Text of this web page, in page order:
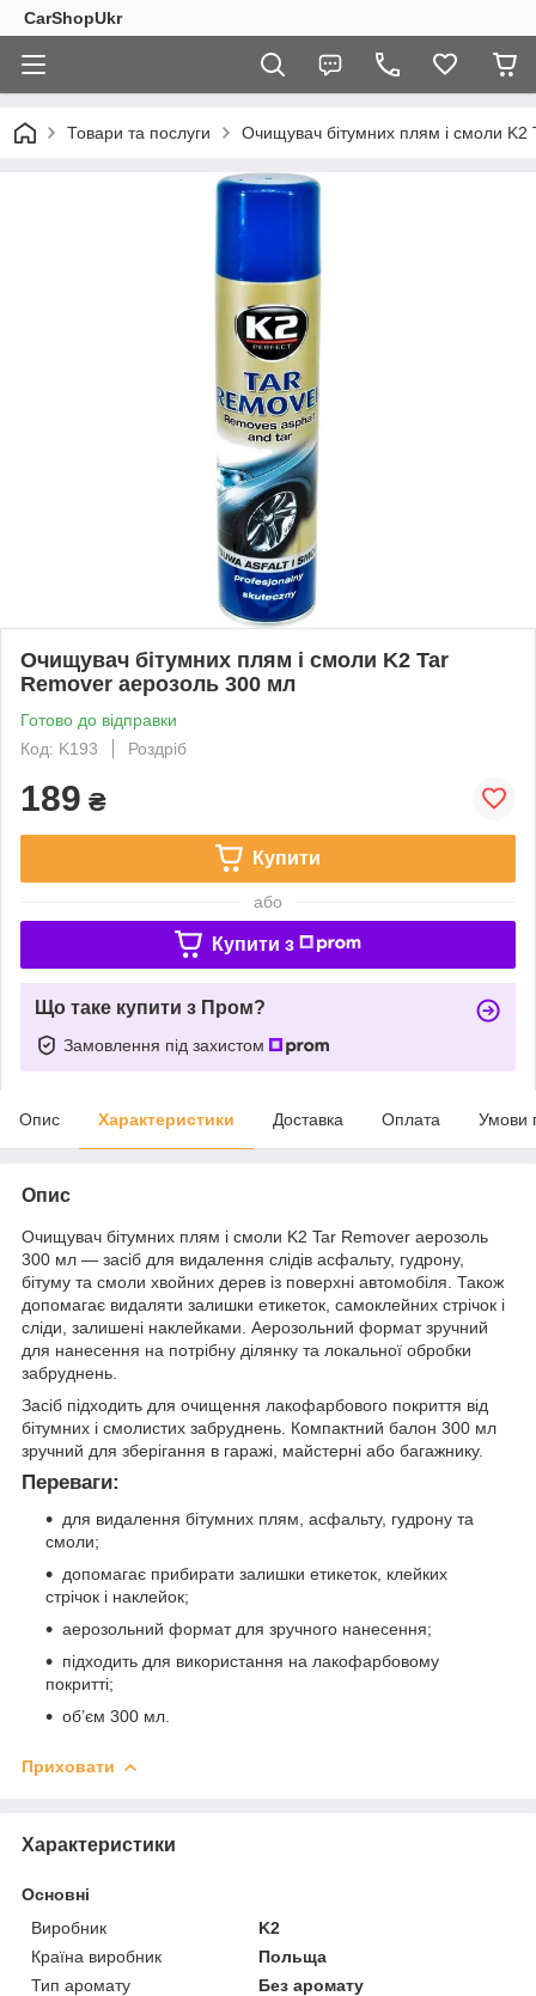
CarShopUkr
Товари та послуги Очищувач бітумних плям і смоли
Очищувач бітумних плям і смоли K2 Tar
Remover аерозоль 300 мл
Готово до відправки
Код: K193
Роздріб
189 ₴
Купити
або
Купити з
Що таке купити з Пром?
Замовлення під захистом
Опис Характеристики Доставка Оплата Умови
Опис
Очищувач бітумних плям і смоли K2 Tar Remover аерозоль
300 мл — засіб для видалення слідів асфальту, гудрону,
бітуму та смоли хвойних дерев із поверхні автомобіля. Також
допомагає видаляти залишки етикеток, самоклейних стрічок і
сліди, залишені наклейками. Аерозольний формат зручний
для нанесення на потрібну ділянку та локальної обробки
забруднень.
Засіб підходить для очищення лакофарбового покриття від
бітумних і смолистих забруднень. Компактний балон 300 мл
зручний для зберігання в гаражі, майстерні або багажнику.
Переваги:
для видалення бітумних плям, асфальту, гудрону та
смоли;
допомагає прибирати залишки етикеток, клейких
стрічок і наклейок;
аерозольний формат для зручного нанесення;
підходить для використання на лакофарбовому
покритті;
об’єм 300 мл.
Приховати
Характеристики
Основні
Виробник
K2
Країна виробник
Польща
Тип аромату
Без аромату